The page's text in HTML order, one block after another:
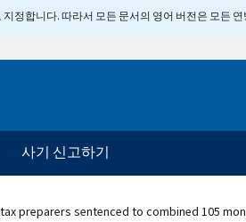
정합니다. 따라서 모든 문서의 영어 버전은 모든
사기 신고하기
preparers sentenced to combined 105